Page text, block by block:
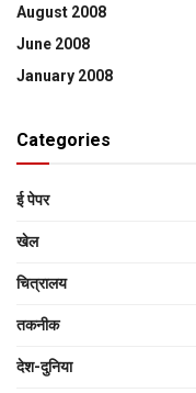
August 2008
June 2008
January 2008
Categories
ई पेपर
खेल
चित्रालय
तकनीक
देश-दुनिया